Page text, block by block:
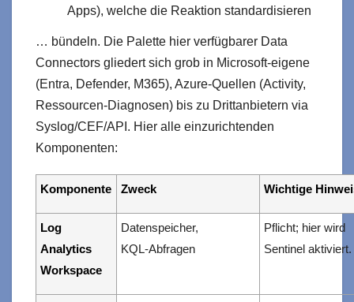
Apps), welche die Reaktion standardisieren
… bündeln. Die Palette hier verfügbarer Data
Connectors gliedert sich grob in Microsoft‑eigene
(Entra, Defender, M365), Azure‑Quellen (Activity,
Ressourcen‑Diagnosen) bis zu Drittanbietern via
Syslog/CEF/API. Hier alle einzurichtenden
Komponenten:
Komponente Zweck Wichtige
Log
Analytics
Workspace
Datenspeicher,
KQL‑Abfragen
Pflicht; hier wird
Sentinel aktiviert.